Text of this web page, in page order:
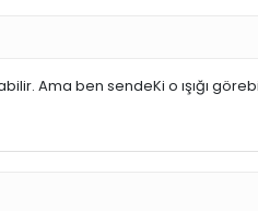
Ama ben sendeKi o ışığı